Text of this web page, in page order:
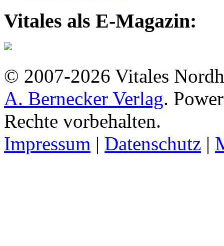
Vitales als E-Magazin:
© 2007-2026 Vitales
A. Bernecker Verlag.
Rechte vorbehalten.
Impressum | Datenschutz |